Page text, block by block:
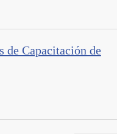
de Capacitación de